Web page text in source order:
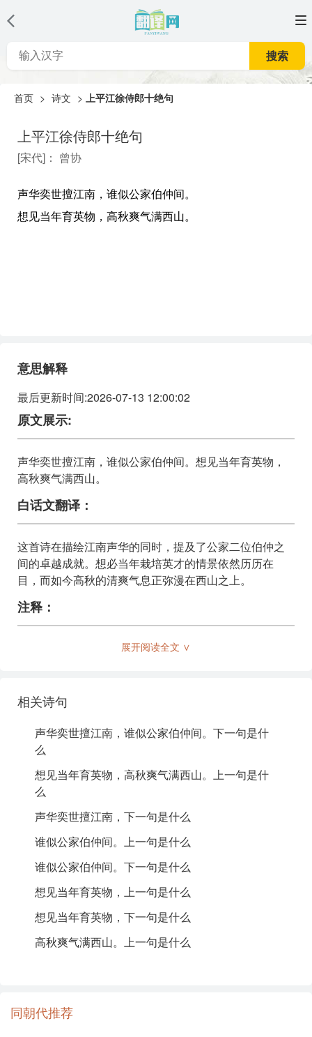
搜索
同朝代推荐
首页 > 诗文 > 上平江徐侍郎十绝句
上平江徐侍郎十绝句
[宋代]： 曾协
声华奕世擅江南，谁似公家伯仲间。
想见当年育英物，高秋爽气满西山。
意思解释
最后更新时间:2026-07-13 12:00:02
原文展示:
声华奕世擅江南，谁似公家伯仲间。想见当年育英物，
高秋爽气满西山。
白话文翻译：
这首诗在描绘江南声华的同时，提及了公家二位伯仲之
间的卓越成就。想必当年栽培英才的情景依然历历在
目，而如今高秋的清爽气息正弥漫在西山之上。
注释：
：指名声和才华。
育英物：培养英才的事物。
高秋爽气：指秋天的清爽气候。
典故解析：
“江南”常被称颂为风光旖旎之地，历史上许多文人雅士在
此地留下了众多佳作。而“伯仲”则暗指那些在文才上出类
拔萃的人，意味着一种竞争与合作的关系，强调了诗人
在此环境中对人才培养的重视。
诗词背景：
作者介绍：
爱。
展开阅读全文 ∨
相关诗句
声华奕世擅江南，谁似公家伯仲间。下一句是什
么
想见当年育英物，高秋爽气满西山。上一句是什
么
声华奕世擅江南，下一句是什么
谁似公家伯仲间。上一句是什么
谁似公家伯仲间。下一句是什么
想见当年育英物，上一句是什么
想见当年育英物，下一句是什么
高秋爽气满西山。上一句是什么